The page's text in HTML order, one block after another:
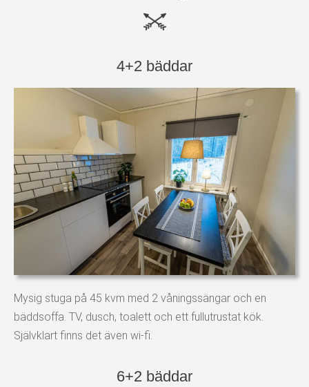
4+2 bäddar
Mysig stuga på 45 kvm med 2 våningssängar och en
bäddsoffa. TV, dusch, toalett och ett fullutrustat kök.
Självklart finns det även wi-fi.
6+2 bäddar